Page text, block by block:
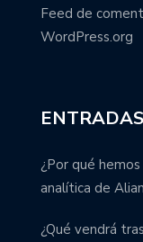
Feed de
WordPress.org
¿Por qué
analítica de
¿Qué vendrá